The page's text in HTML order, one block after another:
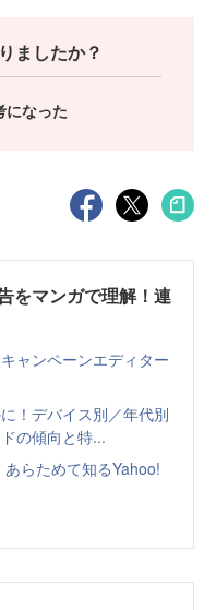
ましたか？
になった
をマンガで理解！連
ャンペーンエディター
！デバイス別／年代別
の傾向と特...
らためて知るYahoo!